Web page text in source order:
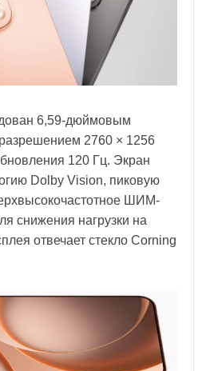
6,59-дюймовым
2760 × 1256
120 Гц. Экран
Dolby Vision, пиковую
ШИМ-
снижения нагрузки на
отвечает стекло Corning